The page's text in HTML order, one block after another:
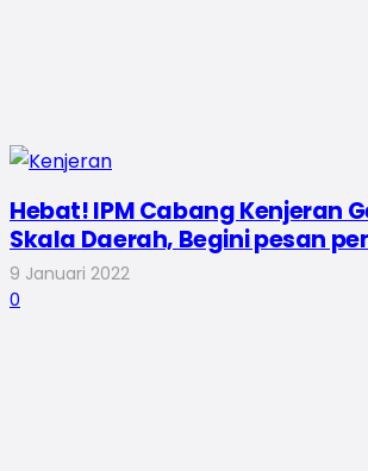
Hebat! IPM Cabang Kenjeran
Skala Daerah, Begini pesan
9 Januari 2022
0